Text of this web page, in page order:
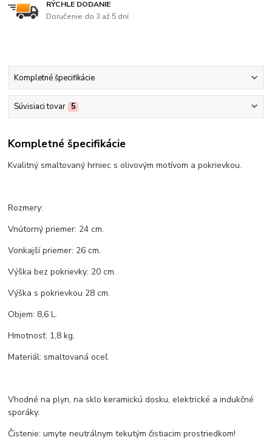
RÝCHLE DODANIE
Doručenie do 3 až 5 dní
Kompletné špecifikácie
Súvisiaci tovar 5
Kompletné špecifikácie
Kvalitný smaltovaný hrniec s olivovým motívom a pokrievkou.
Rozmery:
Vnútorný priemer: 24 cm.
Vonkajší priemer: 26 cm.
Výška bez pokrievky: 20 cm.
Výška s pokrievkou 28 cm.
Objem: 8,6 L.
Hmotnosť: 1,8 kg.
Materiál: smaltovaná oceľ.
Vhodné na plyn, na sklo keramickú dosku, elektrické a indukčné
sporáky.
Čistenie: umyte neutrálnym tekutým čistiacim prostriedkom!